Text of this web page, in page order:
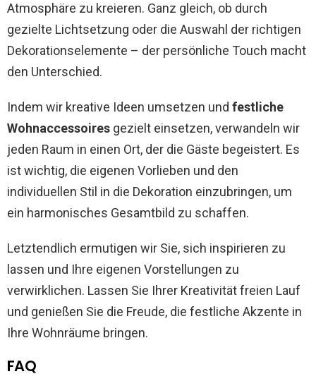
Atmosphäre zu kreieren. Ganz gleich, ob durch
gezielte Lichtsetzung oder die Auswahl der richtigen
Dekorationselemente – der persönliche Touch macht
den Unterschied.
Indem wir kreative Ideen umsetzen und festliche
Wohnaccessoires gezielt einsetzen, verwandeln wir
jeden Raum in einen Ort, der die Gäste begeistert. Es
ist wichtig, die eigenen Vorlieben und den
individuellen Stil in die Dekoration einzubringen, um
ein harmonisches Gesamtbild zu schaffen.
Letztendlich ermutigen wir Sie, sich inspirieren zu
lassen und Ihre eigenen Vorstellungen zu
verwirklichen. Lassen Sie Ihrer Kreativität freien Lauf
und genießen Sie die Freude, die festliche Akzente in
Ihre Wohnräume bringen.
FAQ